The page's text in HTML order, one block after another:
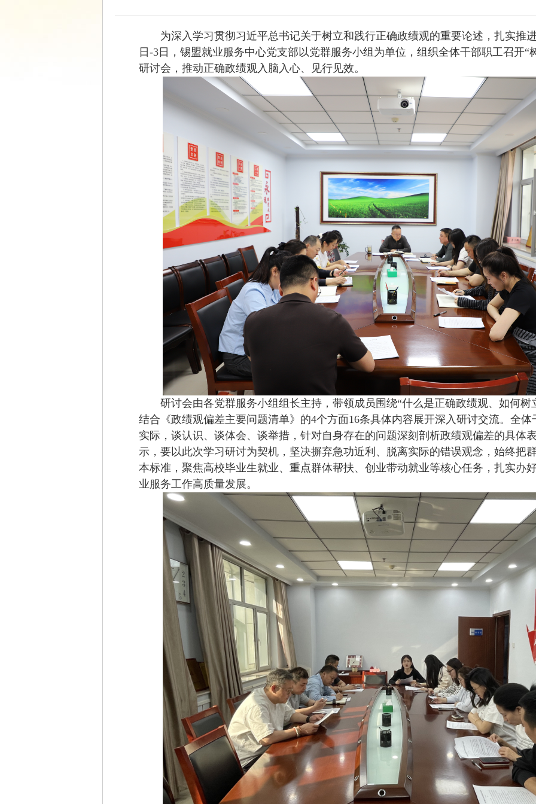
为深入学习贯彻习近平总书记关于树立和践行正确政绩观的重要论述，扎实推
日-3日，锡盟就业服务中心党支部以党群服务小组为单位，组织全体干部职工召开“
研讨会，推动正确政绩观入脑入心、 见行见效。
研讨会由各党群服务小组组长主持 ，带领成员围绕“什么是正确政绩观、如何
结合《政绩观偏差主要问题清单》的4个方面16条具体内容展开深入研讨交流。全体
实际，谈认识、谈体会、谈举措， 针对自身存在的问题深刻剖析政绩观偏差的具体
示，要以此次学习研讨为契机，坚决摒弃急功近利、脱离实际的错误观念，始终把
本标准，聚焦高校毕业生就业、重点群体帮扶、创业带动就业等核心任务，扎实办
业服务工作高质量发展。